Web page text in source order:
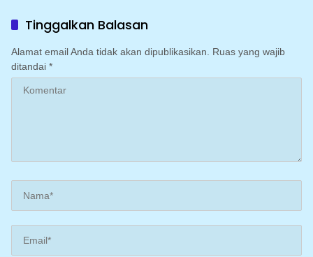
(Irpom)
Tinggalkan Balasan
Alamat email Anda tidak akan dipublikasikan. Ruas yang wajib
ditandai *